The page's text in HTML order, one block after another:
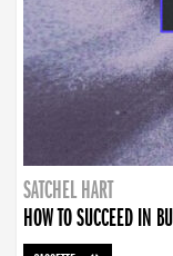
SATCHEL HART
HOW TO SUCCEED IN